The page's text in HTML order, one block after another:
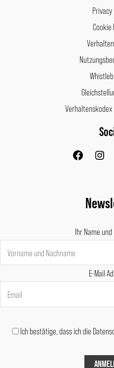
Privacy
Cookie
Facebook
Ihr Name
E-Mail
Ich bestätige, dass ich die